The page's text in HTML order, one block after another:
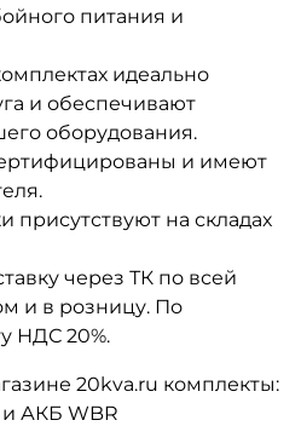
питания и
идеально
и обеспечивают
оборудования.
и имеют
присутствуют на складах
через ТК по всей
и в розницу. По
НДС 20%.
20kva.ru комплекты:
АКБ WBR